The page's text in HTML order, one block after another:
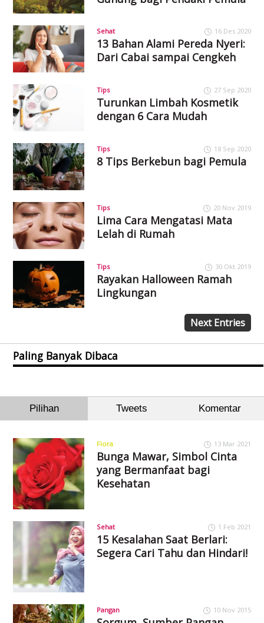
Sehat 16 Des 2020
13 Bahan Alami Pereda Nyeri:
Dari Cabai sampai Cengkeh
Tips 27 Sep 2020
Turunkan Limbah Kosmetik
dengan 6 Cara Mudah
Tips 18 Sep 2020
8 Tips Berkebun bagi Pemula
Tips 20 Nov 2019
Lima Cara Mengatasi Mata
Lelah di Rumah
Tips 30 Okt 2019
Rayakan Halloween Ramah
Lingkungan
Next Entries
Paling Banyak Dibaca
Pilihan Tweets Komentar
Flora 13 Mar 2021
Bunga Mawar, Simbol Cinta
yang Bermanfaat bagi
Kesehatan
Sehat 1 Feb 2021
15 Kesalahan Saat Berlari:
Segera Cari Tahu dan Hindari!
Pangan 10 Nov 2015